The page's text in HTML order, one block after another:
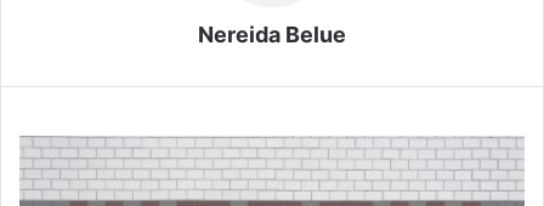
Nereida Belue